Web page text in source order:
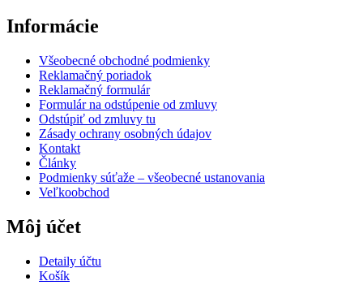
Informácie
Všeobecné obchodné podmienky
Reklamačný poriadok
Reklamačný formulár
Formulár na odstúpenie od zmluvy
Odstúpiť od zmluvy tu
Zásady ochrany osobných údajov
Kontakt
Články
Podmienky súťaže – všeobecné ustanovania
Veľkoobchod
Môj účet
Detaily účtu
Košík